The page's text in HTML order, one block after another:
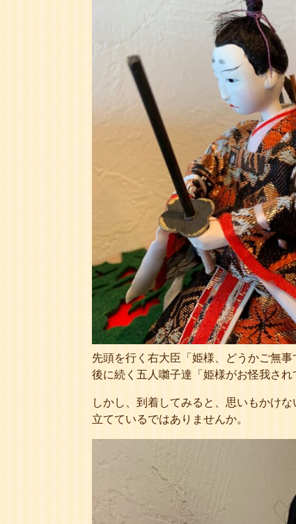
先頭を行く右大臣「姫様、どうかご無事
後に続く五人囃子達「姫様がお怪我さ
しかし、到着してみると、思いもかけ
立てているではありませんか。